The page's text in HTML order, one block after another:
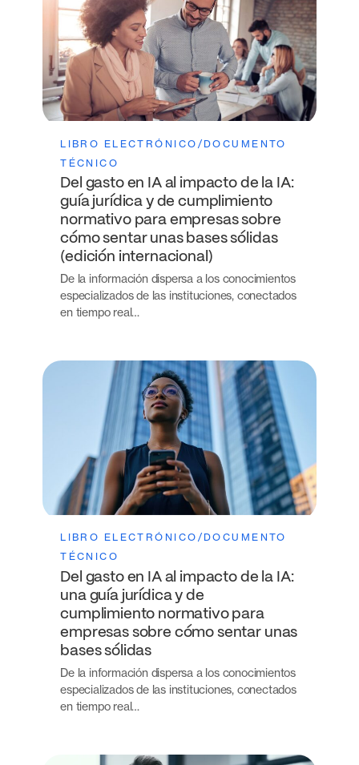
LIBRO ELECTRÓNICO/DOCUMENTO
TÉCNICO
Del gasto en IA al impacto de la IA:
guía jurídica y de cumplimiento
normativo para empresas sobre
cómo sentar unas bases sólidas
(edición internacional)
De la información dispersa a los conocimientos
especializados de las instituciones, conectados
en tiempo real…
LIBRO ELECTRÓNICO/DOCUMENTO
TÉCNICO
Del gasto en IA al impacto de la IA:
una guía jurídica y de
cumplimiento normativo para
empresas sobre cómo sentar unas
bases sólidas
De la información dispersa a los conocimientos
especializados de las instituciones, conectados
en tiempo real…